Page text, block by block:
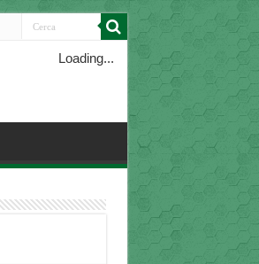
Loading...